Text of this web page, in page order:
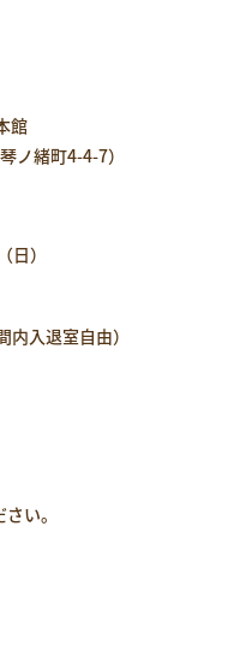
館
ノ緒町4-4-7）
）
入退室自由）
い。